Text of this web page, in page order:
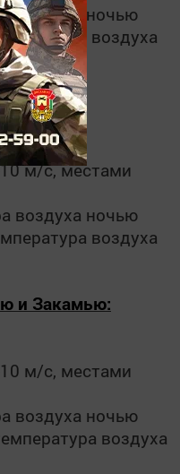
воздуха ночью
воздуха
м/с, местами
воздуха ночью
воздуха
и Закамью:
м/с, местами
воздуха ночью
воздуха